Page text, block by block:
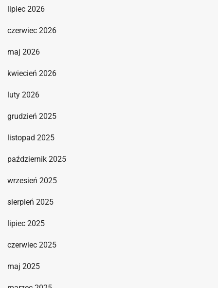
lipiec 2026
czerwiec 2026
maj 2026
kwiecień 2026
luty 2026
grudzień 2025
listopad 2025
październik 2025
wrzesień 2025
sierpień 2025
lipiec 2025
czerwiec 2025
maj 2025